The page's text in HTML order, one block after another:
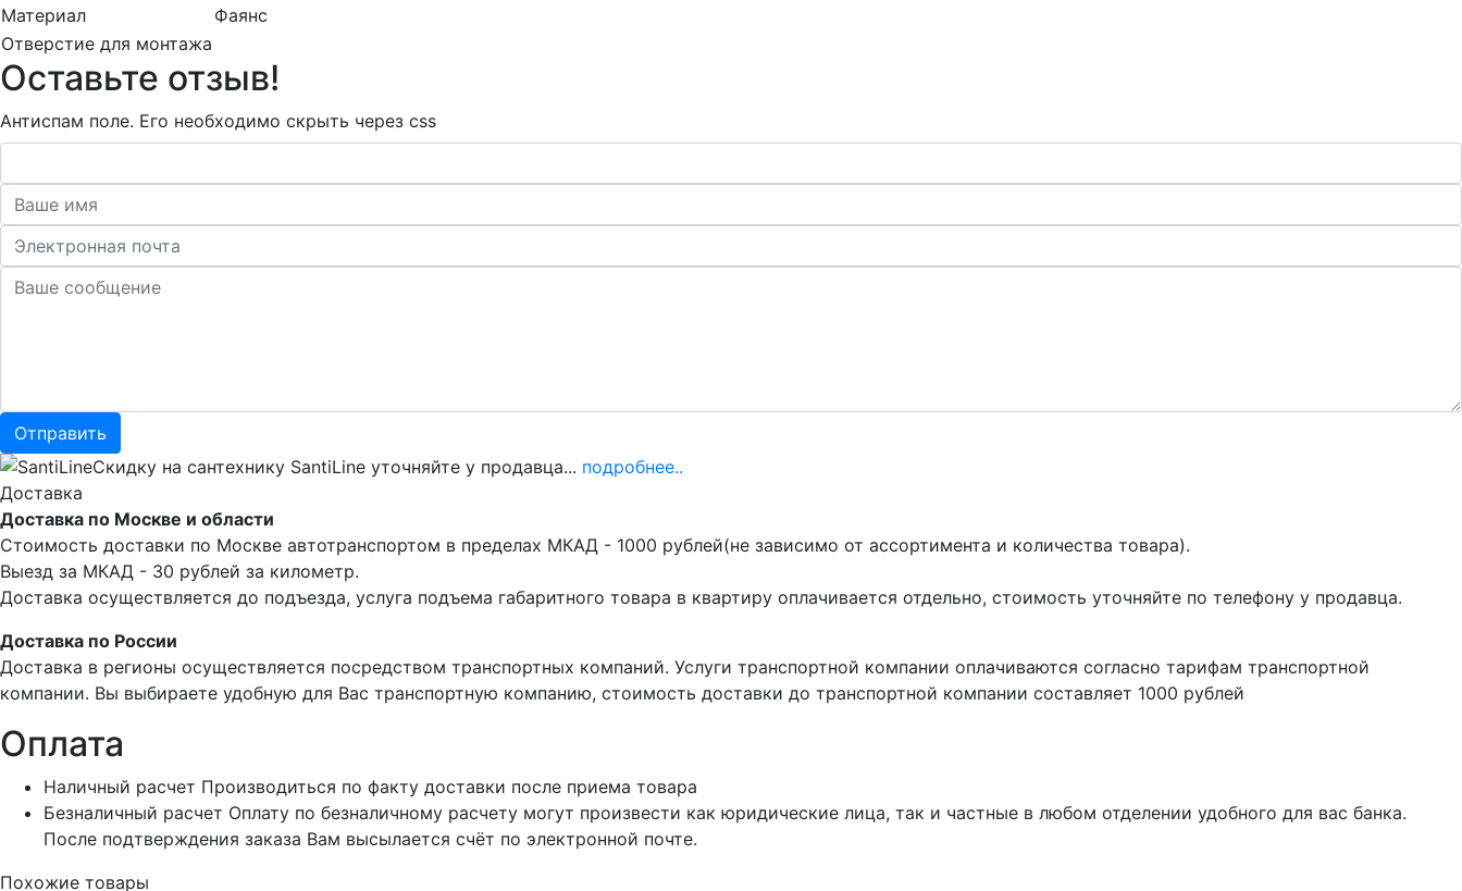
Материал
Фаянс
Отверстие для монтажа
Оставьте отзыв!
Антиспам поле. Его необходимо скрыть через css
Скидку на сантехнику SantiLine уточняйте у продавца... подробнее..
Доставка
Доставка по Москве и области
Стоимость доставки по Москве автотранспортом в пределах МКАД - 1000 рублей(не зависимо от ассортимента и количества товара).
Выезд за МКАД - 30 рублей за километр.
Доставка осуществляется до подъезда, услуга подъема габаритного товара в квартиру оплачивается отдельно, стоимость уточняйте по телефону у продавца.
Доставка по России
Доставка в регионы осуществляется посредством транспортных компаний. Услуги транспортной компании оплачиваются согласно тарифам транспортной
компании. Вы выбираете удобную для Вас транспортную компанию, стоимость доставки до транспортной компании составляет 1000 рублей
Оплата
Наличный расчет Производиться по факту доставки после приема товара
Безналичный расчет Оплату по безналичному расчету могут произвести как юридические лица, так и частные в любом отделении удобного для вас банка.
После подтверждения заказа Вам высылается счёт по электронной почте.
Похожие товары